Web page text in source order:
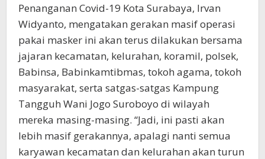
Penanganan Covid-19 Kota Surabaya, Irvan
Widyanto, mengatakan gerakan masif operasi
pakai masker ini akan terus dilakukan bersama
jajaran kecamatan, kelurahan, koramil, polsek,
Babinsa, Babinkamtibmas, tokoh agama, tokoh
masyarakat, serta satgas-satgas Kampung
Tangguh Wani Jogo Suroboyo di wilayah
mereka masing-masing. “Jadi, ini pasti akan
lebih masif gerakannya, apalagi nanti semua
karyawan kecamatan dan kelurahan akan turun